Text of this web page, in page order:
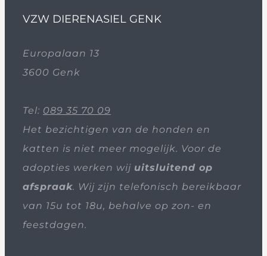
VZW DIERENASIEL GENK
Europalaan 13
3600 Genk
Tel: 089 35 70 09
Het bezichtigen van de honden en
katten is niet meer mogelijk. Voor de
adopties werken wij uitsluitend op
afspraak. Wij zijn telefonisch bereikbaar
van 15u tot 18u, behalve op zon- en
feestdagen.